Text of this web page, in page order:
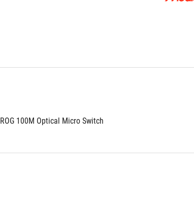
ROG 100M Optical Micro Switch